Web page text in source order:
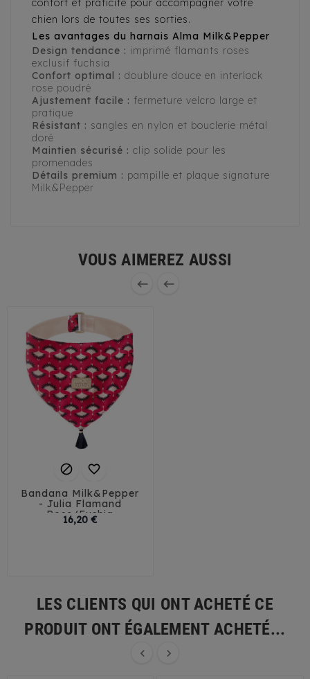
confort et praticité pour accompagner votre
chien lors de toutes ses sorties.
Les avantages du harnais Alma Milk&Pepper
Design tendance : imprimé flamants roses
exclusif fuchsia
Confort optimal : doublure douce en interlock
rose poudré
Ajustement facile : fermeture velcro large et
pratique
Résistant : sangles en nylon et bouclerie métal
doré
Maintien sécurisé : clip solide pour les
promenades
Détails premium : pampille et plaque signature
Milk&Pepper
VOUS AIMEREZ AUSSI
 
 
Bandana Milk&Pepper
- Julia Flamand
Rose/Fushia
16,20 €Prix
LES CLIENTS QUI ONT ACHETÉ CE
PRODUIT ONT ÉGALEMENT ACHETÉ...
 